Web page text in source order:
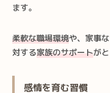
ます。
柔軟な職場環境や、家事
対する家族のサポートが
感情を育む習慣